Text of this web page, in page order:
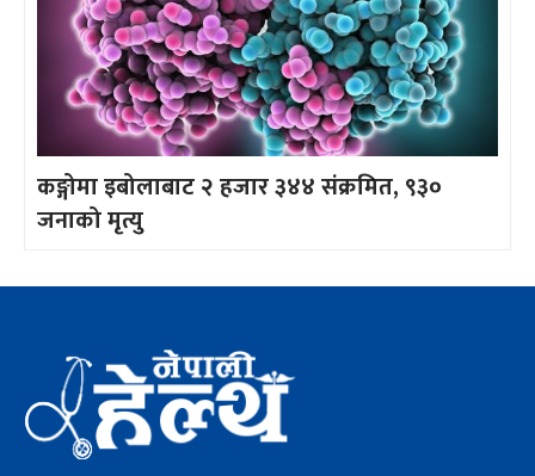
कङ्गोमा इबोलाबाट २ हजार ३४४ संक्रमित, ९३०
जनाको मृत्यु